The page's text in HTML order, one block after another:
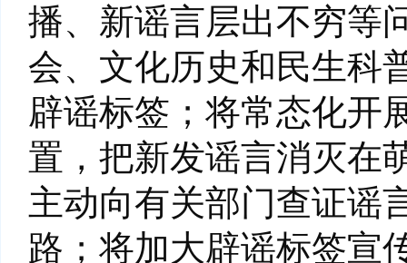
播、新谣言层出不穷等
会、文化历史和民生科
辟谣标签；将常态化开
置，把新发谣言消灭在
主动向有关部门查证谣
路；将加大辟谣标签宣